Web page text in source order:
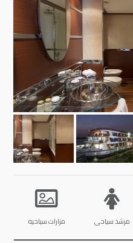
مرشد سياحى مزارات سياحيه